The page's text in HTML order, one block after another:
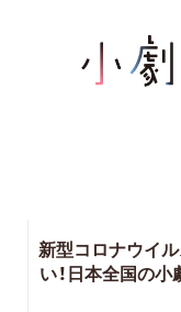
新型コロナウイ
い！日本全国の小